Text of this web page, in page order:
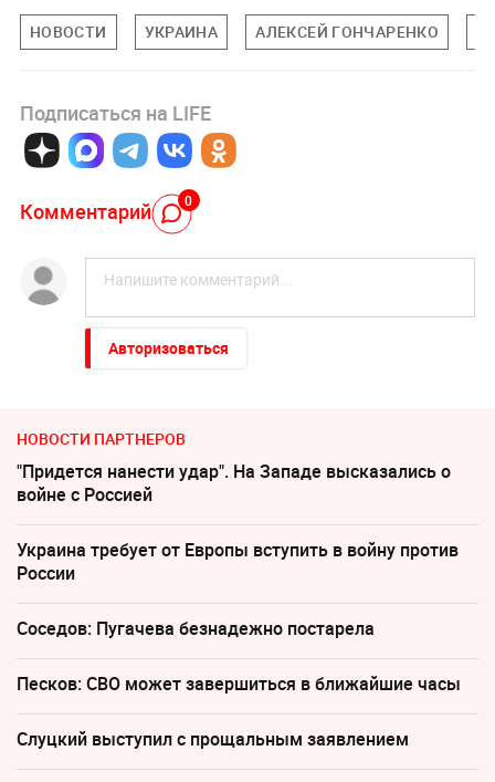
НОВОСТИ УКРАИНА АЛЕКСЕЙ ГОНЧАРЕНКО
Подписаться на LIFE
Комментарий 0
Авторизоваться
НОВОСТИ ПАРТНЕРОВ
"Придется нанести удар". На Западе высказались о
войне с Россией
Украина требует от Европы вступить в войну против
России
Соседов: Пугачева безнадежно постарела
Песков: СВО может завершиться в ближайшие часы
Слуцкий выступил с прощальным заявлением